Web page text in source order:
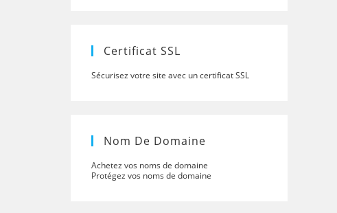
Certificat SSL
Sécurisez votre site avec un certificat SSL
Nom De Domaine
Achetez vos noms de domaine
Protégez vos noms de domaine